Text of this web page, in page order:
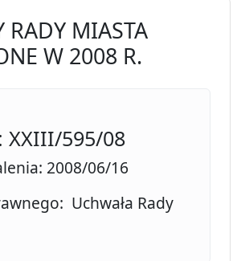
RADY MIASTA
W 2008 R.
XXIII/595/08
2008/06/16
Uchwała Rady